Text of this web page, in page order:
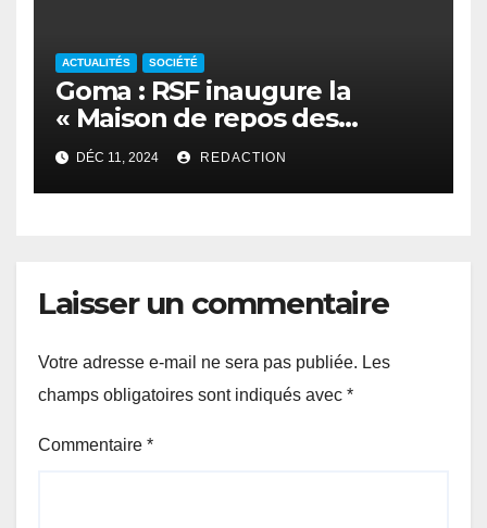
ACTUALITÉS SOCIÉTÉ
Goma : RSF inaugure la
« Maison de repos des
journalistes déplacés »
DÉC 11, 2024 REDACTION
Laisser un commentaire
Votre adresse e-mail ne sera pas publiée. Les
champs obligatoires sont indiqués avec *
Commentaire *